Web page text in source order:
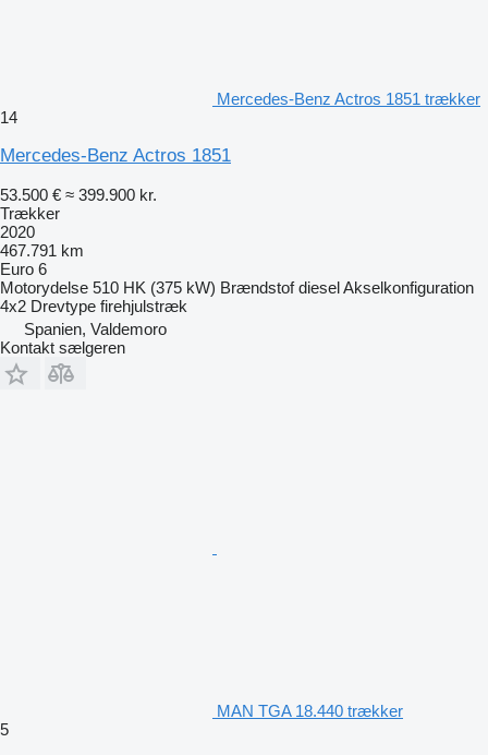
Mercedes-Benz Actros 1851 trækker
14
Mercedes-Benz Actros 1851
53.500 € ≈ 399.900 kr.
Trækker
2020
467.791 km
Euro 6
Motorydelse 510 HK (375 kW) Brændstof dieselAkselkonfiguration
4x2 Drevtype firehjulstræk
Spanien, Valdemoro
Kontakt sælgeren
MAN TGA 18.440 trækker
5